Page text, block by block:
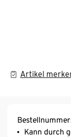
Artikel
Kann durch